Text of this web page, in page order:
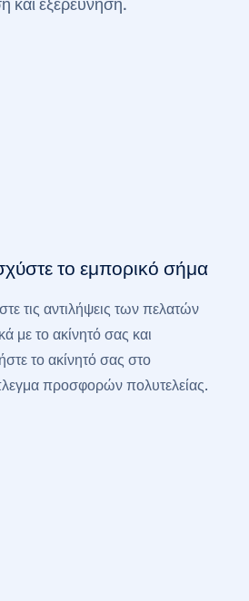
και εξερεύνηση.
το εμπορικό σήμα
τις αντιλήψεις των πελατών
με το ακίνητό σας και
το ακίνητό σας στο
προσφορών πολυτελείας.